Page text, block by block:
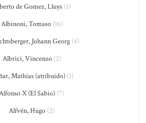
de Gomez, Lluys(1)
Albinoni, Tomaso(16)
Johann Georg (4)
Albrici, Vincenzo(2)
Mathías (atribuido) (1)
X (El Sabio) (7)
Alfvén, Hugo (2)